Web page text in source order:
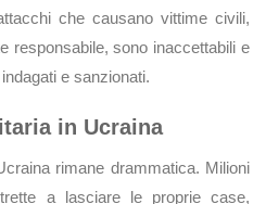
che causano vittime civili,
responsabile, sono inaccettabili e
e sanzionati.
in Ucraina
rimane drammatica. Milioni
a lasciare le proprie case,